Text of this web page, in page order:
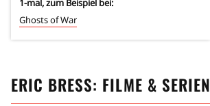
1-mal, zum Beispiel bei:
Ghosts of War
ERIC BRESS: FILME & SERIEN